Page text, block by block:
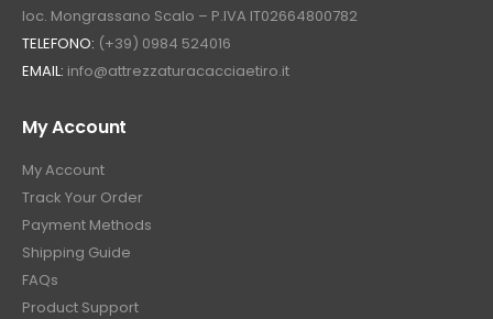
loc. Mongrassano Scalo – P.IVA IT02664800782
TELEFONO: (+39) 0984 524016
EMAIL: info@attrezzaturacacciaetiro.it
My Account
My Account
Track Your Order
Payment Methods
Shipping Guide
FAQs
Product Support